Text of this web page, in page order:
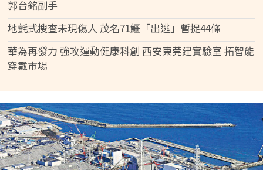
郭台銘副手
地氈式搜查未現傷人 茂名71鱷「出逃」暫捉44條
華為再發力 強攻運動健康科創 西安東莞建實驗室 拓智能
穿戴市場